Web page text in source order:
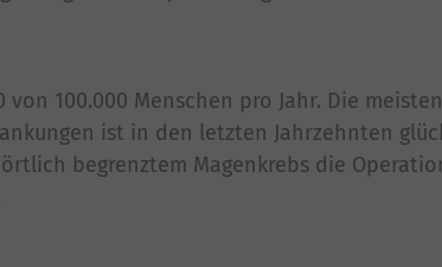
100.000 Menschen pro Jahr. Die
ist in den letzten Jahrzehnten
begrenztem Magenkrebs die